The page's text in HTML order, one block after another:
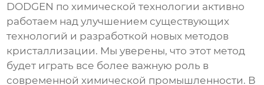
DODGEN по химической технологии активно
работаем над улучшением существующих
технологий и разработкой новых методов
кристаллизации. Мы уверены, что этот метод
будет играть все более важную роль в
современной химической промышленности. В